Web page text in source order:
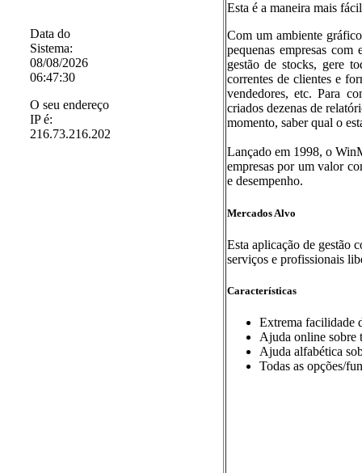
Data do
Sistema:
08/08/2026
06:47:30
O seu endereço
IP é:
216.73.216.202
Esta é a maneira mais
Com um ambiente
pequenas empresas
gestão de stocks, gere
correntes de clientes e
vendedores, etc. Para
criados dezenas de
momento, saber qual o
Lançado em 1998, o
empresas por um valor
e desempenho.
Mercados Alvo
Esta aplicação de gestão
serviços e profissionais
Características
Extrema facilidade
Ajuda online sobre
Ajuda alfabética
Todas as opções/